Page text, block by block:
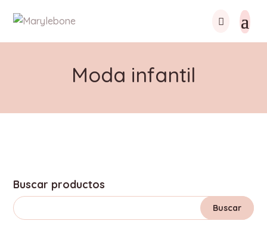
Moda infantil
Buscar productos